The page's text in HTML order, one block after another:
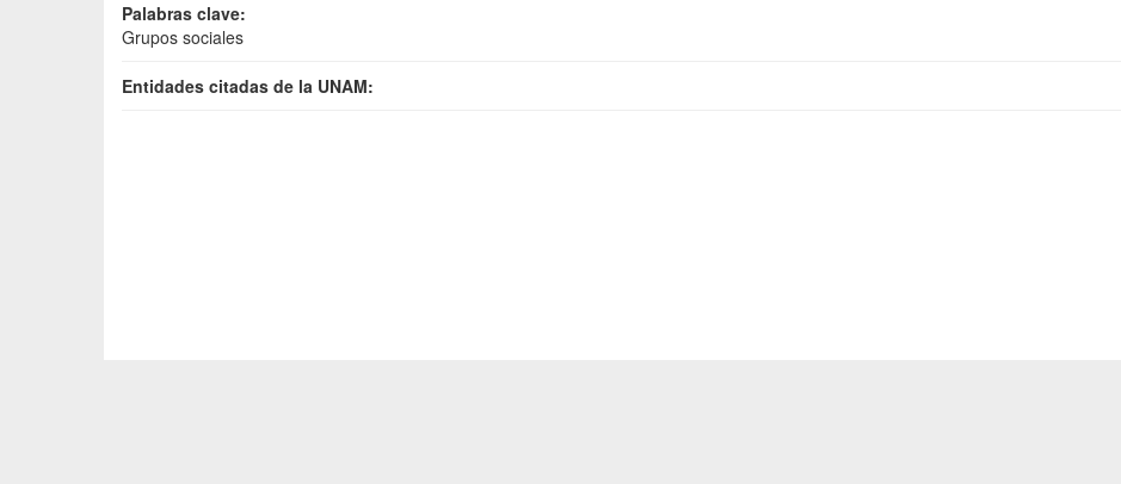
Palabras clave:
Grupos sociales
Entidades citadas de la UNAM: